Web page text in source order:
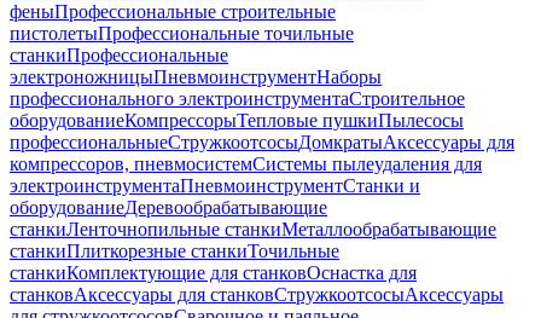
феныПрофессиональные строительные
пистолетыПрофессиональные точильные
станкиПрофессиональные
электроножницыПневмоинструментНаборы
профессионального электроинструментаСтроительное
оборудованиеКомпрессорыТепловые пушкиПылесосы
профессиональныеСтружкоотсосыДомкратыАксессуары для
компрессоров, пневмосистемСистемы пылеудаления для
электроинструментаПневмоинструментСтанки и
оборудованиеДеревообрабатывающие
станкиЛенточнопильные станкиМеталлообрабатывающие
станкиПлиткорезные станкиТочильные
станкиКомплектующие для станковОснастка для
станковАксессуары для станковСтружкоотсосыАксессуары